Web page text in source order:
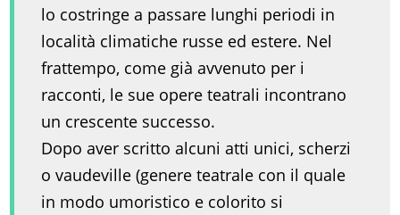
lo costringe a passare lunghi periodi in
località climatiche russe ed estere. Nel
frattempo, come già avvenuto per i
racconti, le sue opere teatrali incontrano
un crescente successo.
Dopo aver scritto alcuni atti unici, scherzi
o vaudeville (genere teatrale con il quale
in modo umoristico e colorito si